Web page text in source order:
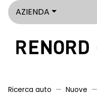
AZIENDA
Ricerca auto Nuove